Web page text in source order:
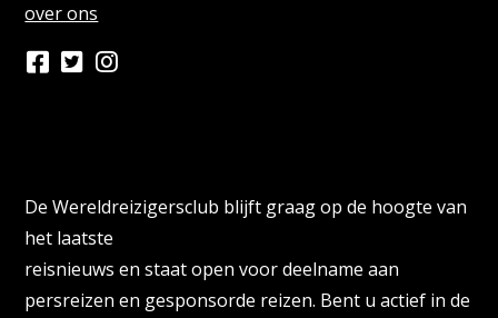
over ons
De Wereldreizigersclub blijft graag op de hoogte van
het laatste
reisnieuws en staat open voor deelname aan
persreizen en gesponsorde reizen. Bent u actief in de